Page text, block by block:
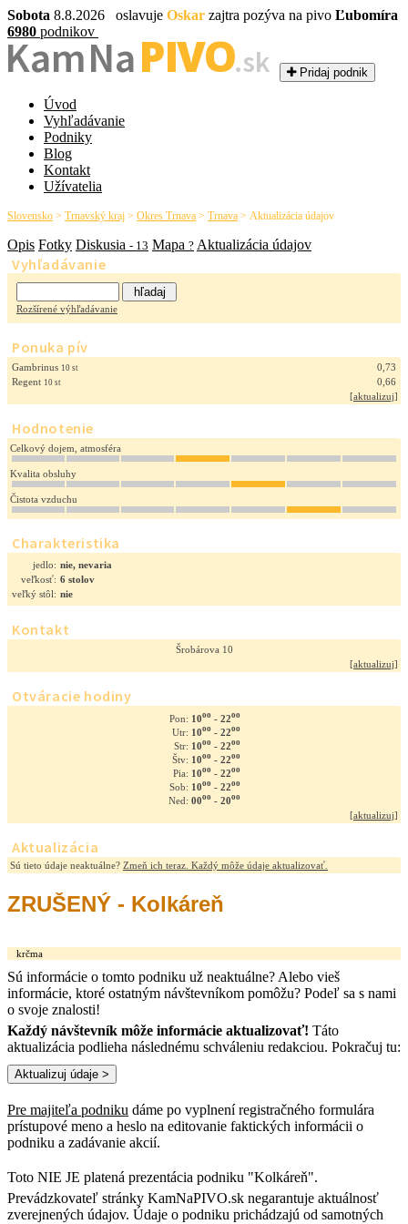
Sobota 8.8.2026 oslavuje Oskar zajtra pozýva na pivo Ľubomíra
6980 podnikov
Kam NaPIVO.sk Pridaj podnik
Úvod
Vyhľadávanie
Podniky
Blog
Kontakt
Užívatelia
Slovensko > Trnavský kraj > Okres Trnava > Trnava > Aktualizácia údajov
Opis Fotky Diskusia - 13 Mapa ? Aktualizácia údajov
Vyhľadávanie
Rozšírené výhľadávanie
Ponuka pív
Gambrinus 10 st
0,73
Regent 10 st
0,66
[aktualizuj]
Hodnotenie
Celkový dojem, atmosféra
Kvalita obsluhy
Čistota vzduchu
Charakteristika
jedlo: nie, nevaria
veľkosť: 6 stolov
veľký stôl: nie
Kontakt
Šrobárova 10
[aktualizuj]
Otváracie hodiny
Pon: 10oo- 22oo
Utr: 10oo- 22oo
Str: 10oo- 22oo
Štv: 10oo- 22oo
Pia: 10oo- 22oo
Sob: 10oo- 22oo
Ned: 00oo- 20oo
[aktualizuj]
Aktualizácia
Sú tieto údaje neaktuálne? Zmeň ich teraz. Každý môže údaje aktualizovať.
ZRUŠENÝ - Kolkáreň
krčma
Sú informácie o tomto podniku už neaktuálne? Alebo vieš
informácie, ktoré ostatným návštevníkom pomôžu? Podeľ sa s nami
o svoje znalosti!
Každý návštevník môže informácie aktualizovať! Táto
aktualizácia podlieha následnému schváleniu redakciou. Pokračuj tu:
Pre majiteľa podniku dáme po vyplnení registračného formulára
prístupové meno a heslo na editovanie faktických informácii o
podniku a zadávanie akcií.
Toto NIE JE platená prezentácia podniku "Kolkáreň".
Prevádzkovateľ stránky KamNaPIVO.sk negarantuje aktuálnosť
zverejnených údajov. Údaje o podniku prichádzajú od samotných